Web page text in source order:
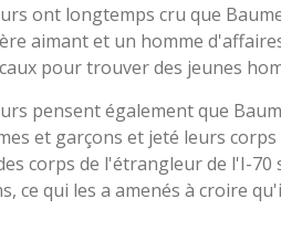
ont longtemps cru que
aimant et un homme
pour trouver des jeunes
pensent également que
et garçons et jeté leurs
corps de l'étrangleur de l'I-
ce qui les a amenés à croire